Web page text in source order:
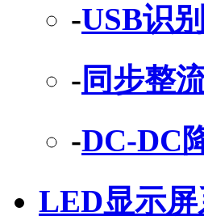
-USB识
- 同步整
-DC-DC
LED显示屏